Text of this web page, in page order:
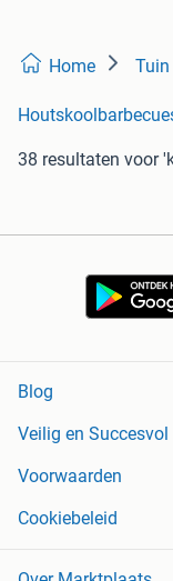
Home Tuin
38 resultaten voor
Blog
Veilig en Succesvol
Voorwaarden
Cookiebeleid